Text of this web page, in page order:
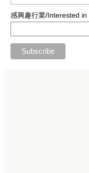
感興趣行業/Interested in